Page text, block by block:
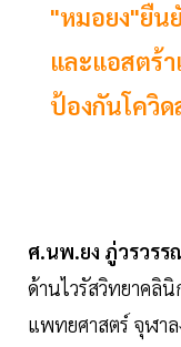
"หมอยง"ยืน
และแอสตร้
ป้องกันโควิ
ศ.นพ.ยง ภู่วรวรร
ด้านไวรัสวิทยาคลิ
แพทยศาสตร์ จุฬาล